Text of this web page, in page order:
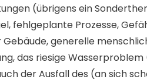
(übrigens ein
fehlgeplante Prozesse,
generelle
das riesige
der Ausfall des (an sich